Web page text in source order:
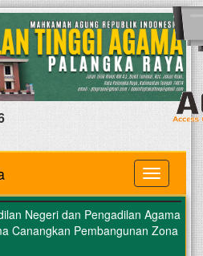
MENU
Negeri dan Pengadilan Agama
Canangkan Pembangunan Zona